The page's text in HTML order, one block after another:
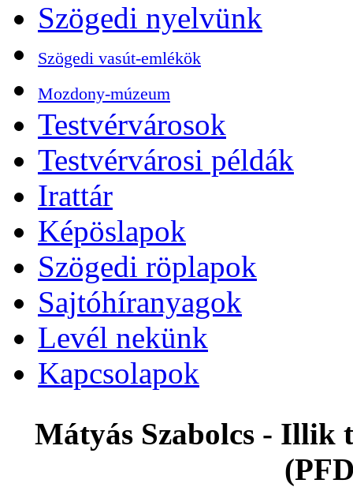
Szögedi nyelvünk
Szögedi vasút-emlékök
Mozdony-múzeum
Testvérvárosok
Testvérvárosi példák
Irattár
Képöslapok
Szögedi röplapok
Sajtóhíranyagok
Levél nekünk
Kapcsolapok
Mátyás Szabolcs - Illik